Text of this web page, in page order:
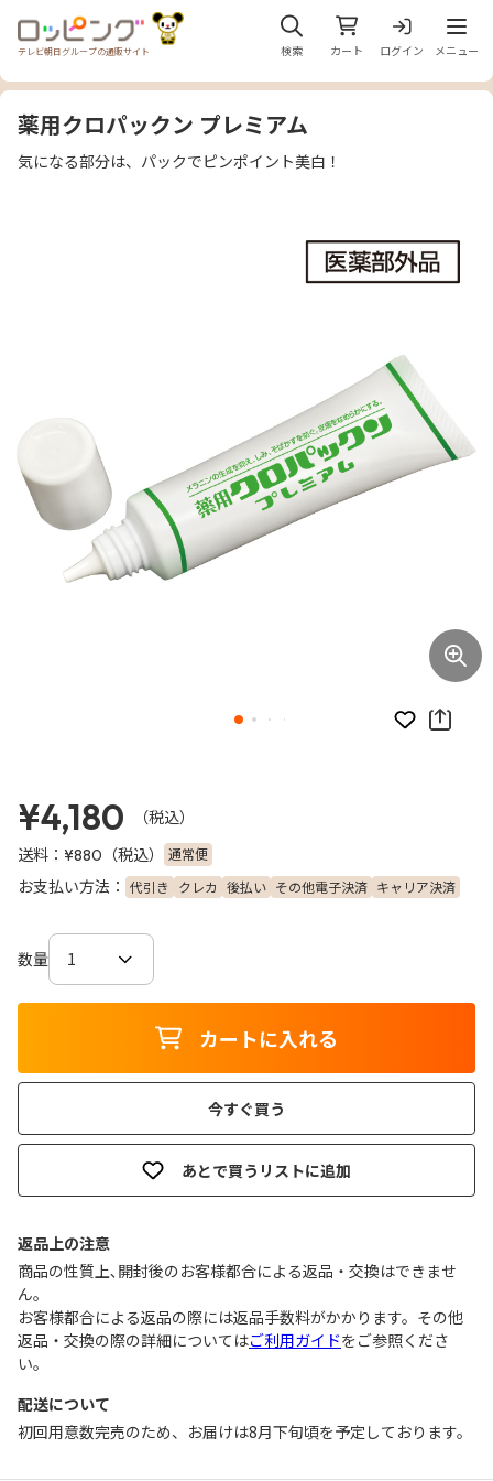
テレビ朝日グループの通販サイト 検索 カート ログイン
メニ
メニュー
お気に入り
薬用クロパックン プレミアム
気になる部分は、パックでピンポイント美白！
¥4,180
（税込）
送料： ¥880 （税込） 通常便
お支払い方法： 代引き クレカ 後払い その他電子決済 キャリア決済
数量
カートに入れる
今すぐ買う
あとで買うリストに追加
返品上の注意
商品の性質上､開封後のお客様都合による返品・交換はできませ
ん｡
お客様都合による返品の際には返品手数料がかかります。その他
返品・交換の際の詳細についてはご利用ガイドをご参照くださ
い。
配送について
初回用意数完売のため、お届けは8月下旬頃を予定しております。